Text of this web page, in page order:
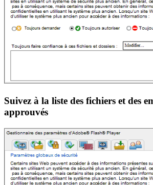
Suivez à la liste des fichiers et des
approuvés